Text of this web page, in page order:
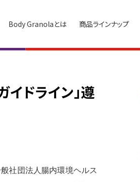
Body Granolaとは 商品ラインナップ
ドライン」遵
社団法人腸内環境ヘルス